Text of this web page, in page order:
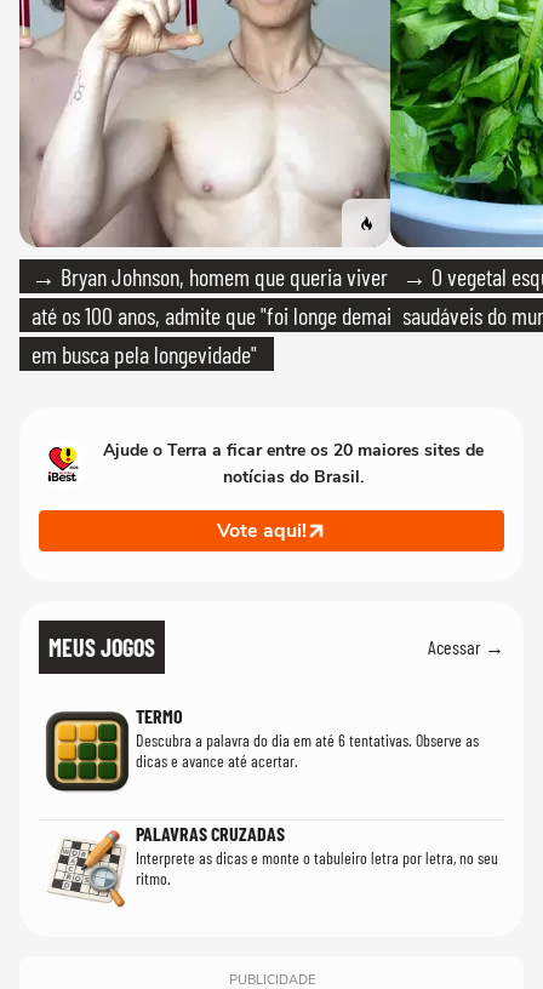
→ Bryan Johnson, homem que queria viver
até os 100 anos, admite que "foi longe demais
em busca pela longevidade"
→ O vegetal
saudáveis do
Ajude o Terra a ficar entre os 20 maiores sites de
notícias do Brasil.
Vote aqui!
MEUS JOGOS Acessar →
TERMO
Descubra a palavra do dia em até 6 tentativas. Observe as
dicas e avance até acertar.
PALAVRAS CRUZADAS
Interprete as dicas e monte o tabuleiro letra por letra, no seu
ritmo.
PUBLICIDADE